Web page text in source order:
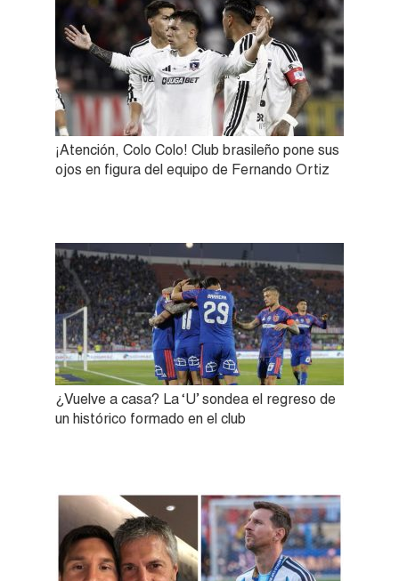
¡Atención, Colo Colo! Club brasileño pone sus
ojos en figura del equipo de Fernando Ortiz
¿Vuelve a casa? La ‘U’ sondea el regreso de
un histórico formado en el club